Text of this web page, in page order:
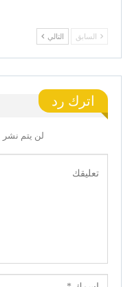
السابق التالي
اترك رد
لن يتم نشر